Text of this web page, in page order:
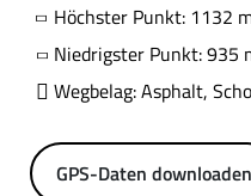
Höchster Punkt: 1132
Niedrigster Punkt: 935
Wegbelag: Asphalt,
GPS-Daten downloaden